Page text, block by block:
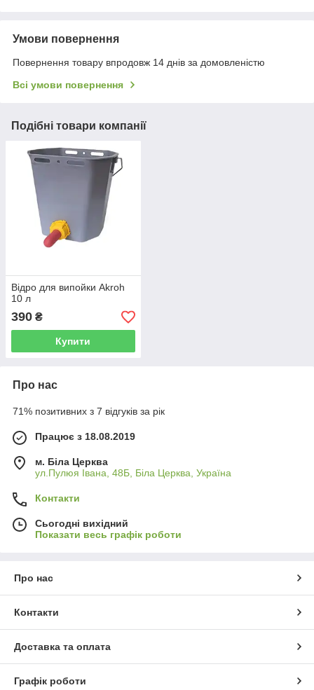
Умови повернення
Повернення товару впродовж 14 днів за домовленістю
Всі умови повернення
Подібні товари компанії
Відро для випойки Аkroh
10 л
390 ₴
Купити
Про нас
71% позитивних з 7 відгуків за рік
Працює з 18.08.2019
м. Біла Церква
ул.Пулюя Івана, 48Б, Біла Церква, Україна
Контакти
Сьогодні вихідний
Показати весь графік роботи
Про нас
Контакти
Доставка та оплата
Графік роботи